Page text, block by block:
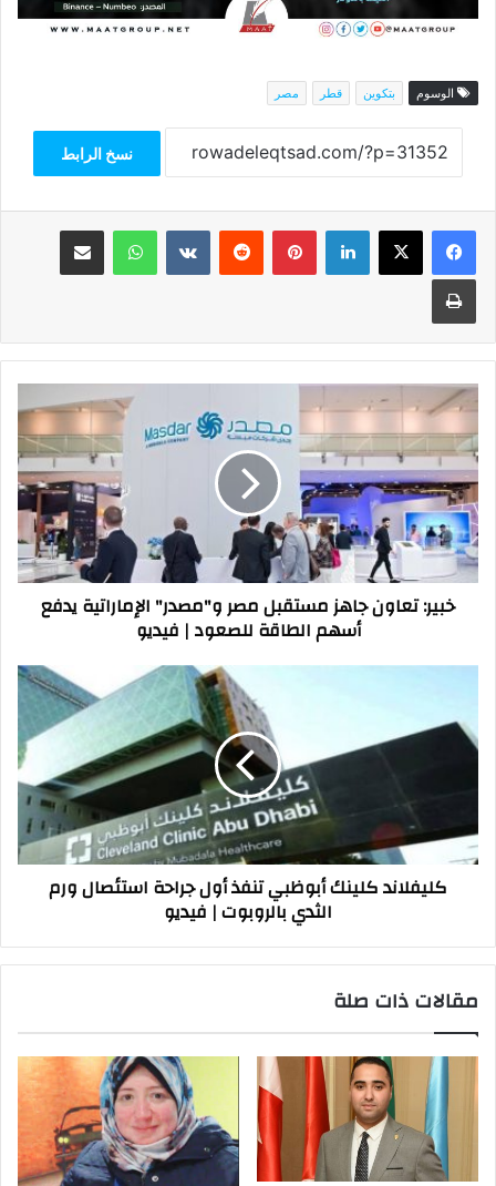
الوسوم بتكوين قطر مصر
نسخ الرابط
فيسبوك‫X لينكدإن بينتيريست واتساب مشاركة عبر البريد
طباعة
خبير:
تعاون
جاهز
مستقبل
مصر
و"مصدر"
الإماراتية
يدفع
أسهم
الطاقةخبير: تعاون جاهز مستقبل مصر و"مصدر" الإماراتية يدفع
أسهم الطاقة للصعود | فيديو
أبوظبي
تنفذ
ورم
الثدي
بالروبوتكليفلاند كلينك أبوظبي تنفذ أول جراحة استئصال ورم
الثدي بالروبوت | فيديو
مقالات ذات صلة